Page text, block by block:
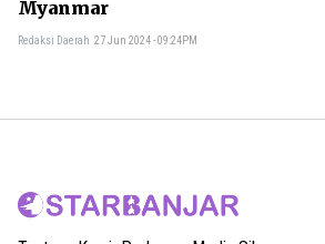
Myanmar
Redaksi Daerah 27 Jun 2024 - 09:24PM